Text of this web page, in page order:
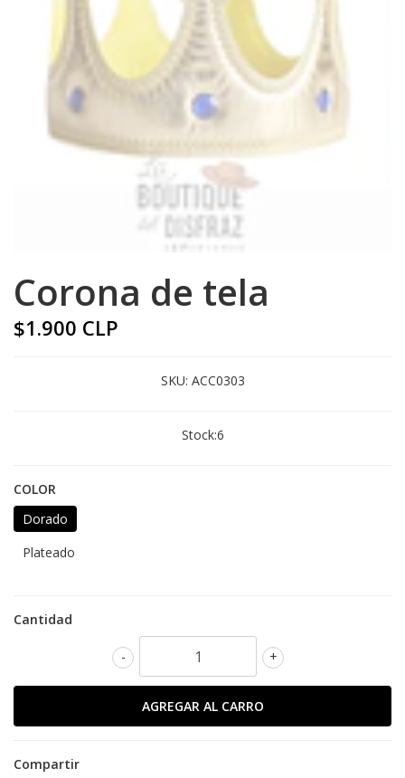
Corona de tela
$1.900 CLP
SKU: ACC0303
Stock:6
COLOR
Dorado
Plateado
Cantidad
+
-
Compartir